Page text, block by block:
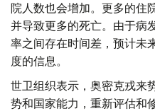
院人数也会增加。更多的住
并导致更多的死亡。由于病
率之间存在时间差，预计未
度的信息。
世卫组织表示，奥密克戎来
势和国家能力，重新评估和